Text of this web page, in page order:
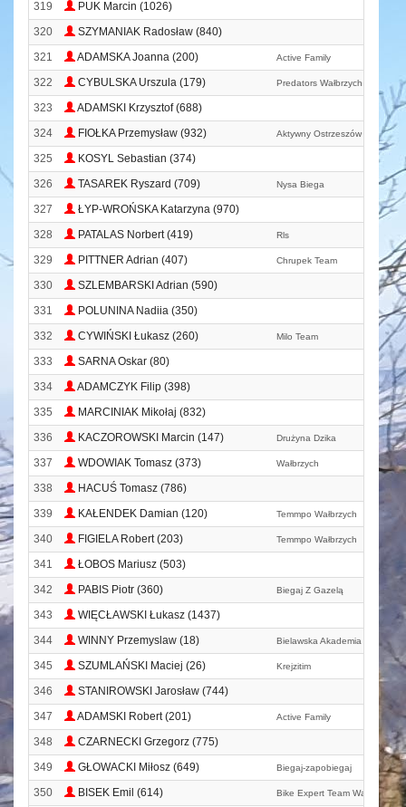
319
PUK Marcin (1026)
320
SZYMANIAK Radosław (840)
321
ADAMSKA Joanna (200) Active Family
322 CYBULSKA Urszula (179) Predators Wałbrzych
323
ADAMSKI Krzysztof (688)
324
FIOŁKA Przemysław (932) Aktywny Ostrzeszów
325
KOSYL Sebastian (374)
326
TASAREK Ryszard (709) Nysa Biega
327
ŁYP-WROŃSKA Katarzyna (970)
328
PATALAS Norbert (419) Rls
329 PITTNER Adrian (407) Chrupek Team
330
SZLEMBARSKI Adrian (590)
331
POLUNINA Nadiia (350)
332
CYWIŃSKI Łukasz (260) Milo Team
333
SARNA Oskar (80)
334
ADAMCZYK Filip (398)
335
MARCINIAK Mikołaj (832)
336
KACZOROWSKI Marcin (147) Drużyna Dzika
337 WDOWIAK Tomasz (373) Wałbrzych
338
HACUŚ Tomasz (786)
339
KAŁENDEK Damian (120) Temmpo Wałbrzych
340 FIGIELA Robert (203) Temmpo Wałbrzych
341
ŁOBOS Mariusz (503)
342
PABIS Piotr (360) Biegaj Z Gazelą
343
WIĘCŁAWSKI Łukasz (1437)
344
WINNY Przemyslaw (18) Bielawska Akademia Biegania
345 SZUMLAŃSKI Maciej (26) Krejzitim
346
STANIROWSKI Jarosław (744)
347
ADAMSKI Robert (201) Active Family
348
CZARNECKI Grzegorz (775)
349
GŁOWACKI Miłosz (649) Biegaj-zapobiegaj
350 BISEK Emil (614) Bike Expert Team Wałbrzych